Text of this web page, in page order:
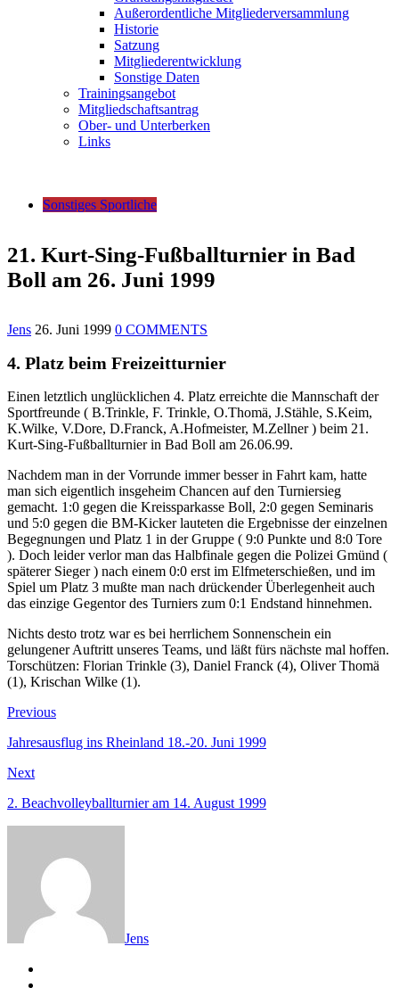
Außerordentliche Mitgliederversammlung
Historie
Satzung
Mitgliederentwicklung
Sonstige Daten
Trainingsangebot
Mitgliedschaftsantrag
Ober- und Unterberken
Links
Sonstiges Sportliche
21. Kurt-Sing-Fußballturnier in Bad
Boll am 26. Juni 1999
Jens 26. Juni 1999 0 COMMENTS
4. Platz beim Freizeitturnier
Einen letztlich unglücklichen 4. Platz erreichte die Mannschaft der
Sportfreunde ( B.Trinkle, F. Trinkle, O.Thomä, J.Stähle, S.Keim,
K.Wilke, V.Dore, D.Franck, A.Hofmeister, M.Zellner ) beim 21.
Kurt-Sing-Fußballturnier in Bad Boll am 26.06.99.
Nachdem man in der Vorrunde immer besser in Fahrt kam, hatte
man sich eigentlich insgeheim Chancen auf den Turniersieg
gemacht. 1:0 gegen die Kreissparkasse Boll, 2:0 gegen Seminaris
und 5:0 gegen die BM-Kicker lauteten die Ergebnisse der einzelnen
Begegnungen und Platz 1 in der Gruppe ( 9:0 Punkte und 8:0 Tore
). Doch leider verlor man das Halbfinale gegen die Polizei Gmünd (
späterer Sieger ) nach einem 0:0 erst im Elfmeterschießen, und im
Spiel um Platz 3 mußte man nach drückender Überlegenheit auch
das einzige Gegentor des Turniers zum 0:1 Endstand hinnehmen.
Nichts desto trotz war es bei herrlichem Sonnenschein ein
gelungener Auftritt unseres Teams, und läßt fürs nächste mal hoffen.
Torschützen: Florian Trinkle (3), Daniel Franck (4), Oliver Thomä
(1), Krischan Wilke (1).
Beitragsnavigation
PreviousPrevious
Jahresausflug ins Rheinland 18.-20. Juni 1999
NextNext
2. Beachvolleyballturnier am 14. August 1999
Jens